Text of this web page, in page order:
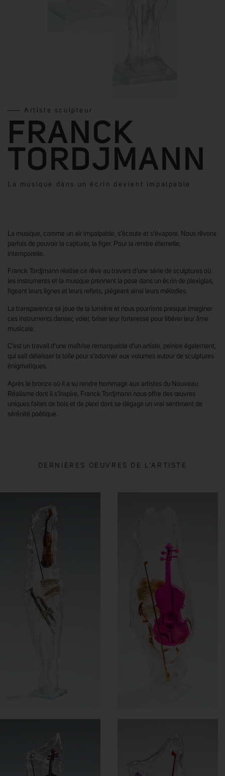
Artiste sculpteur
FRANCK
TORDJMANN
La musique dans un écrin devient impalpable
La musique, comme un air impalpable, s’écoute et s’évapore. Nous rêvons
parfois de pouvoir la capturer, la figer. Pour la rendre éternelle,
intemporelle.
Franck Tordjmann réalise ce rêve au travers d’une série de sculptures où
les instruments et la musique prennent la pose dans un écrin de plexiglas,
figeant leurs lignes et leurs reflets, piégeant ainsi leurs mélodies.
La transparence se joue de la lumière et nous pourrions presque imaginer
ces instruments danser, voler, briser leur forteresse pour libérer leur âme
musicale.
C’est un travail d’une maîtrise remarquable d’un artiste, peintre également,
qui sait délaisser la toile pour s’adonner aux volumes autour de sculptures
énigmatiques.
Après le bronze où il a su rendre hommage aux artistes du Nouveau
Réalisme dont il s’inspire, Franck Tordjmann nous offre des œuvres
uniques faites de bois et de plexi dont se dégage un vrai sentiment de
sérénité poétique.
DERNIÈRES OEUVRES DE L'ARTISTE